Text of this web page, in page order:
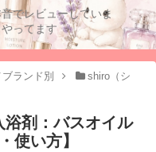
でレビューしていま
ってます
ブランド別
shiro（シ
浴剤：バスオイル
使い方】